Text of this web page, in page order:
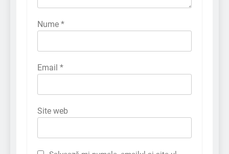
Nume *
Email *
Site web